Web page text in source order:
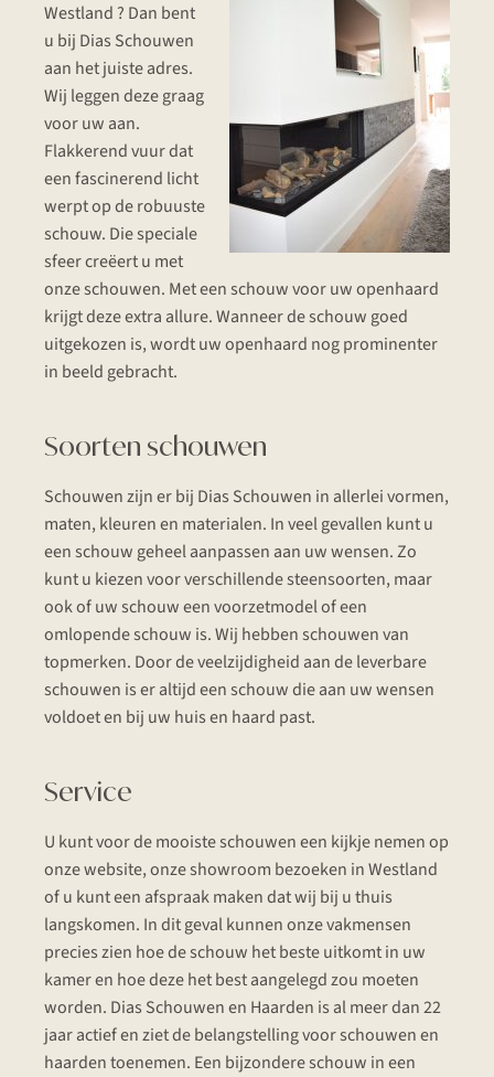
Westland ? Dan bent
u bij Dias Schouwen
aan het juiste adres.
Wij leggen deze graag
voor uw aan.
Flakkerend vuur dat
een fascinerend licht
werpt op de robuuste
schouw. Die speciale
sfeer creëert u met
onze schouwen. Met een schouw voor uw openhaard
krijgt deze extra allure. Wanneer de schouw goed
uitgekozen is, wordt uw openhaard nog prominenter
in beeld gebracht.
Soorten schouwen
Schouwen zijn er bij Dias Schouwen in allerlei vormen,
maten, kleuren en materialen. In veel gevallen kunt u
een schouw geheel aanpassen aan uw wensen. Zo
kunt u kiezen voor verschillende steensoorten, maar
ook of uw schouw een voorzetmodel of een
omlopende schouw is. Wij hebben schouwen van
topmerken. Door de veelzijdigheid aan de leverbare
schouwen is er altijd een schouw die aan uw wensen
voldoet en bij uw huis en haard past.
Service
U kunt voor de mooiste schouwen een kijkje nemen op
onze website, onze showroom bezoeken in Westland
of u kunt een afspraak maken dat wij bij u thuis
langskomen. In dit geval kunnen onze vakmensen
precies zien hoe de schouw het beste uitkomt in uw
kamer en hoe deze het best aangelegd zou moeten
worden. Dias Schouwen en Haarden is al meer dan 22
jaar actief en ziet de belangstelling voor schouwen en
haarden toenemen. Een bijzondere schouw in een